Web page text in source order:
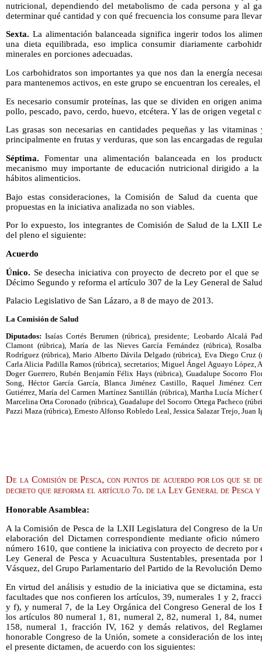
nutricional, dependiendo del metabolismo de cada persona y al
determinar qué cantidad y con qué frecuencia los consume para
Sexta. La alimentación balanceada significa ingerir todos los
una dieta equilibrada, eso implica consumir diariamente
minerales en porciones adecuadas.
Los carbohidratos son importantes ya que nos dan la energía
para mantenemos activos, en este grupo se encuentran los cereales,
Es necesario consumir proteínas, las que se dividen en origen
pollo, pescado, pavo, cerdo, huevo, etcétera. Y las de origen vegetal
Las grasas son necesarias en cantidades pequeñas y las
principalmente en frutas y verduras, que son las encargadas de
Séptima. Fomentar una alimentación balanceada en los
mecanismo muy importante de educación nutricional dirigido a
hábitos alimenticios.
Bajo estas consideraciones, la Comisión de Salud da cuenta
propuestas en la iniciativa analizada no son viables.
Por lo expuesto, los integrantes de Comisión de Salud de la LXII
del pleno el siguiente:
Acuerdo
Único. Se desecha iniciativa con proyecto de decreto por el que
Décimo Segundo y reforma el artículo 307 de la Ley General de
Palacio Legislativo de San Lázaro, a 8 de mayo de 2013.
La Comisión de Salud
Diputados:Isaías Cortés Berumen (rúbrica), presidente; Leobardo Alcalá
Clamont (rúbrica), María de las Nieves García Fernández (rúbrica),
Rodríguez (rúbrica), Mario Alberto Dávila Delgado (rúbrica), Eva Diego Cruz
Carla Alicia Padilla Ramos (rúbrica), secretarios; Miguel Ángel Aguayo López,
Doger Guerrero, Rubén Benjamín Félix Hays (rúbrica), Guadalupe Socorro
Song, Héctor García García, Blanca Jiménez Castillo, Raquel Jiménez
Gutiérrez, María del Carmen Martínez Santillán (rúbrica), Martha Lucía Mícher
Marcelina Orta Coronado (rúbrica), Guadalupe del Socorro Ortega Pacheco
Pazzi Maza (rúbrica), Ernesto Alfonso Robledo Leal, Jessica Salazar Trejo, Juan
De la Comisión de Pesca, con puntos de acuerdo por los que se
decreto que reforma el artículo 7o. de la Ley General de Pesca
Honorable Asamblea:
A la Comisión de Pesca de la LXII Legislatura del Congreso de la
elaboración del Dictamen correspondiente mediante oficio
número 1610, que contiene la iniciativa con proyecto de decreto
Ley General de Pesca y Acuacultura Sustentables, presentada
Vásquez, del Grupo Parlamentario del Partido de la Revolución
En virtud del análisis y estudio de la iniciativa que se dictamina,
facultades que nos confieren los artículos, 39, numerales 1 y 2,
y f), y numeral 7, de la Ley Orgánica del Congreso General de los
los artículos 80 numeral 1, 81, numeral 2, 82, numeral 1, 84,
158, numeral 1, fracción IV, 162 y demás relativos, del
honorable Congreso de la Unión, somete a consideración de los
el presente dictamen, de acuerdo con los siguientes: